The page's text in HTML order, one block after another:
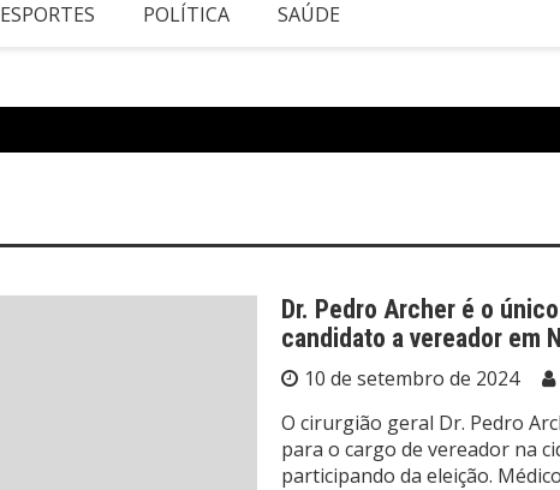
ESPORTES POLÍTICA SAÚDE
Dr. Pedro Archer é o
candidato a vereador em
10 de setembro de 2024
O cirurgião geral Dr. Pedro
para o cargo de vereador na
participando da eleição. Médico